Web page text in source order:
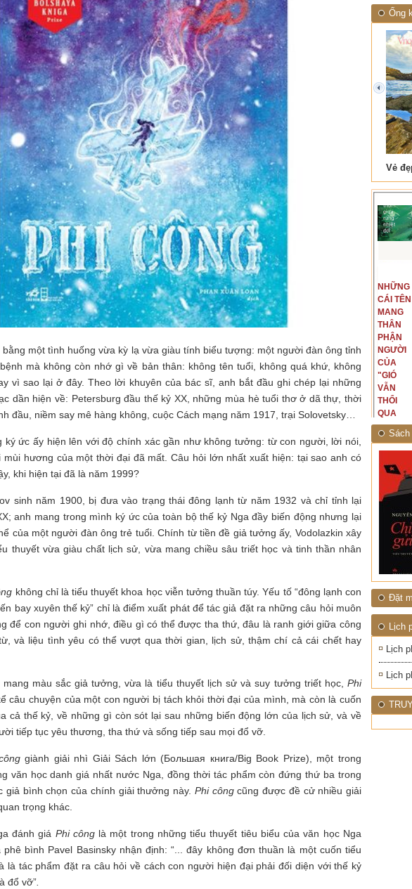
bằng một tình huống vừa kỳ lạ vừa giàu tính biểu tượng: một người đàn ông tỉnh
mà không còn nhớ gì về bản thân: không tên tuổi, không quá khứ, không
vì sao lại ở đây. Theo lời khuyên của bác sĩ, anh bắt đầu ghi chép lại những
dần hiện về: Petersburg đầu thế kỷ XX, những mùa hè tuổi thơ ở dã thự, thời
đầu, niềm say mê hàng không, cuộc Cách mạng năm 1917, trại Solovetsky…
ký ức ấy hiện lên với độ chính xác gần như không tưởng: từ con người, lời nói,
mùi hương của một thời đại đã mất. Câu hỏi lớn nhất xuất hiện: tại sao anh có
khi hiện tại đã là năm 1999?
sinh năm 1900, bị đưa vào trạng thái đông lạnh từ năm 1932 và chỉ tỉnh lại
anh mang trong mình ký ức của toàn bộ thế kỷ Nga đầy biến động nhưng lại
của một người đàn ông trẻ tuổi. Chính từ tiền đề giả tưởng ấy, Vodolazkin xây
thuyết vừa giàu chất lịch sử, vừa mang chiều sâu triết học và tinh thần nhân
không chỉ là tiểu thuyết khoa học viễn tưởng thuần túy. Yếu tố “đông lạnh con
bay xuyên thế kỷ” chỉ là điểm xuất phát để tác giả đặt ra những câu hỏi muôn
để con người ghi nhớ, điều gì có thể được tha thứ, đâu là ranh giới giữa công
và liệu tình yêu có thể vượt qua thời gian, lịch sử, thậm chí cả cái chết hay
màu sắc giả tưởng, vừa là tiểu thuyết lịch sử và suy tưởng triết học, Phi
câu chuyện của một con người bị tách khỏi thời đại của mình, mà còn là cuốn
cả thế kỷ, về những gì còn sót lại sau những biến động lớn của lịch sử, và về
tiếp tục yêu thương, tha thứ và sống tiếp sau mọi đổ vỡ.
giành giải nhì Giải Sách lớn (Большая книга/Big Book Prize), một trong
văn học danh giá nhất nước Nga, đồng thời tác phẩm còn đứng thứ ba trong
giả bình chọn của chính giải thưởng này. Phi côngcũng được đề cử nhiều giải
trọng khác.
đánh giá Phi cônglà một trong những tiểu thuyết tiêu biểu của văn học Nga
phê bình Pavel Basinsky nhận định: “... đây không đơn thuần là một cuốn tiểu
là tác phẩm đặt ra câu hỏi về cách con người hiện đại phải đối diện với thế kỷ
đổ vỡ”
Ống
Mùa xanh Tam Cốc Lẫm liệt Hải Vân quan
prev
Tôi từng hình dung viết văn là
công việc của sự hư cấu, một
hành trình phác dựng thế giới từ
trí tưởng tượng, nơi nhà văn tự
do tạo hình mọi thứ theo ý mình...
NGUYÊN
MẪU
CỦA TÔI
LÀ
NGƯỜI
ĐÃ PHẤT
HỒNG
THÁNG
TÁM
1945
Là người đi dọc biên giới phía
Bắc, tôi có thế mạnh khi hình
dung, mở ra không gian của giai
đoạn lịch sử đó... (PHẠM VÂN
ANH)
NHỮNG
CÁI TÊN
MANG
THÂN
PHẬN
NGƯỜI
CỦA
"GIÓ
VẪN
THỔI
QUA
RỪNG
NHIỆT
ĐỚI"
Đặt
Lịch
Lịch
Lịch